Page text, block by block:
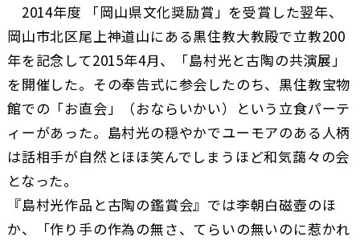
2014年度 「岡山県文化奨励賞」を受賞した翌年、
岡山市北区尾上神道山にある黒住教大教殿で立教200
年を記念して2015年4月、「島村光と古陶の共演展」
を開催した。その奉告式に参会したのち、黒住教宝物
館での「お直会」（おならいかい）という立食パーテ
ィーがあった。島村光の穏やかでユーモアのある人柄
は話相手が自然とほほ笑んでしまうほど和気藹々の会
となった。
『島村光作品と古陶の鑑賞会』では李朝白磁壺のほ
か、「作り手の作為の無さ、てらいの無いのに惹かれ